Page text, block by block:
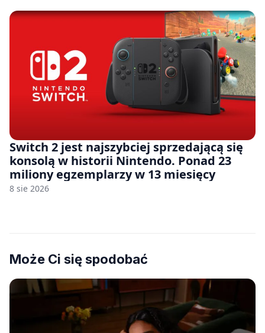
Switch 2 jest najszybciej sprzedającą się
konsolą w historii Nintendo. Ponad 23
miliony egzemplarzy w 13 miesięcy
8 sie 2026
Może Ci się spodobać